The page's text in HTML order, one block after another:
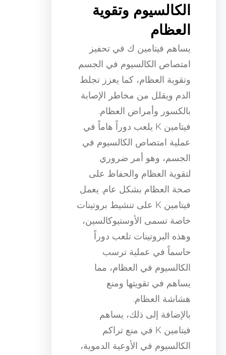
الكالسيوم وتقوية
العظام
يساهم فيتامين ك في تحفيز
امتصاص الكالسيوم في الجسم
وتقوية العظام، كما يعزز تجلط
الدم ويقلل من مخاطر الإصابة
بالكسور وأمراض العظام.
فيتامين K يلعب دوراً هاماً في
عملية امتصاص الكالسيوم في
الجسم، وهو أمر ضروري
لتقوية العظام والحفاظ على
صحة العظام بشكل عام. يعمل
فيتامين K على تنشيط بروتينات
خاصة تسمى الأوستيوكالسين،
وهذه البروتينات تلعب دوراً
حاسماً في عملية ترسب
الكالسيوم في العظام، مما
يساهم في تقويتها ومنع
هشاشة العظام.
بالإضافة إلى ذلك، يساهم
فيتامين K في منع تراكم
الكالسيوم في الأوعية الدموية،